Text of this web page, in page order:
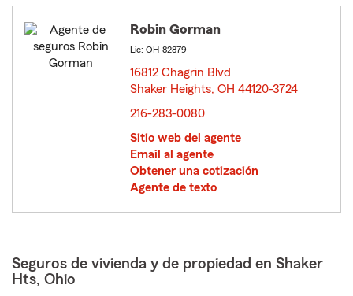
Robin Gorman
Lic: OH-82879
16812 Chagrin Blvd
Shaker Heights, OH 44120-3724
216-283-0080
Sitio web del agente
Email al agente
Obtener una cotización
Agente de texto
Seguros de vivienda y de propiedad en Shaker
Hts, Ohio